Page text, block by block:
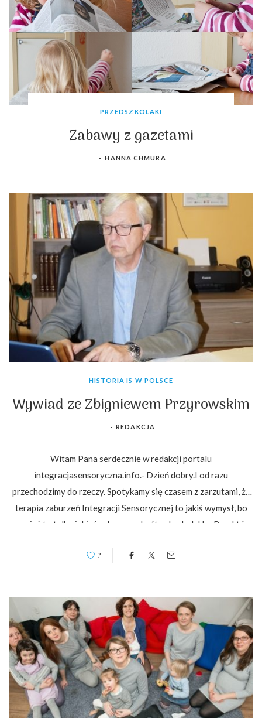
PRZEDSZKOLAKI
Zabawy z gazetami
- HANNA CHMURA
HISTORIA IS W POLSCE
Wywiad ze Zbigniewem Przyrowskim
- REDAKCJA
Witam Pana serdecznie w redakcji portalu
integracjasensoryczna.info.- Dzień dobry.I od razu
przechodzimy do rzeczy. Spotykamy się czasem z zarzutami, że
terapia zaburzeń Integracji Sensorycznej to jakiś wymysł, bo
przecież to tylko jakieś zabawy na huśtawkach. Jakby Pan, który
związany jest…
?